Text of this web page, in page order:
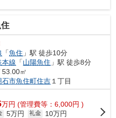
「魚住 」駅 徒歩10分
本線 「山陽魚住 」駅 徒歩8分
㎡
石市魚住町住吉１丁目
万円 (管理費等：6,000円 )
5万円 礼金
10万円